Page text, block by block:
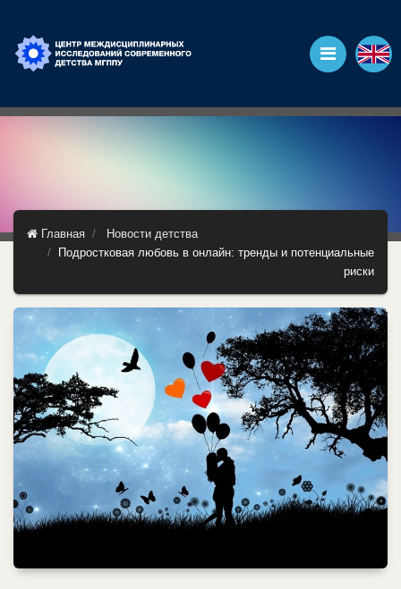
Главная
Новости детства
Подростковая любовь в онлайн: тренды и потенциальные
риски